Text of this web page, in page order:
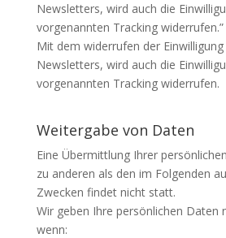
Newsletters, wird auch die
vorgenannten Tracking widerrufen.”
Mit dem widerrufen der
Newsletters, wird auch die
vorgenannten Tracking widerrufen.
Weitergabe von Daten
Eine Übermittlung Ihrer
zu anderen als den im Folgenden
Zwecken findet nicht statt.
Wir geben Ihre persönlichen Daten
wenn: